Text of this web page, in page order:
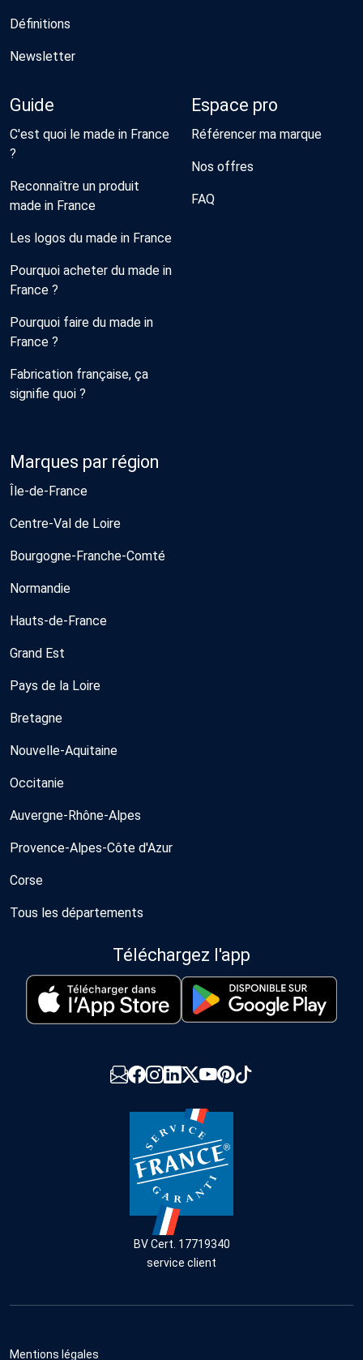
Définitions
Newsletter
Guide
C'est quoi le made in France
?
Reconnaître un produit
made in France
Les logos du made in France
Pourquoi acheter du made in
France ?
Pourquoi faire du made in
France ?
Fabrication française, ça
signifie quoi ?
Espace pro
Référencer ma marque
Nos offres
FAQ
Marques par région
Île-de-France
Centre-Val de Loire
Bourgogne-Franche-Comté
Normandie
Hauts-de-France
Grand Est
Pays de la Loire
Bretagne
Nouvelle-Aquitaine
Occitanie
Auvergne-Rhône-Alpes
Provence-Alpes-Côte d'Azur
Corse
Tous les départements
Téléchargez l'app
BV Cert. 17719340
service client
Mentions légales